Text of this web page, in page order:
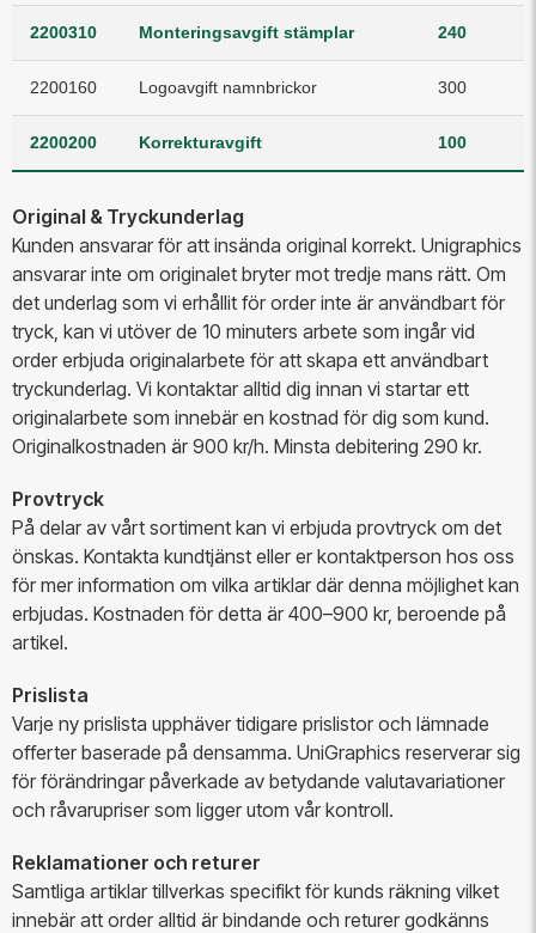
2200310 Monteringsavgift stämplar 240
2200160 Logoavgift namnbrickor 300
2200200 Korrekturavgift 100
Original & Tryckunderlag
Kunden ansvarar för att insända original korrekt. Unigraphics
ansvarar inte om originalet bryter mot tredje mans rätt. Om
det underlag som vi erhållit för order inte är användbart för
tryck, kan vi utöver de 10 minuters arbete som ingår vid
order erbjuda originalarbete för att skapa ett användbart
tryckunderlag. Vi kontaktar alltid dig innan vi startar ett
originalarbete som innebär en kostnad för dig som kund.
Originalkostnaden är 900 kr/h. Minsta debitering 290 kr.
Provtryck
På delar av vårt sortiment kan vi erbjuda provtryck om det
önskas. Kontakta kundtjänst eller er kontaktperson hos oss
för mer information om vilka artiklar där denna möjlighet kan
erbjudas. Kostnaden för detta är 400–900 kr, beroende på
artikel.
Prislista
Varje ny prislista upphäver tidigare prislistor och lämnade
offerter baserade på densamma. UniGraphics reserverar sig
för förändringar påverkade av betydande valutavariationer
och råvarupriser som ligger utom vår kontroll.
Reklamationer och returer
Samtliga artiklar tillverkas specifikt för kunds räkning vilket
innebär att order alltid är bindande och returer godkänns